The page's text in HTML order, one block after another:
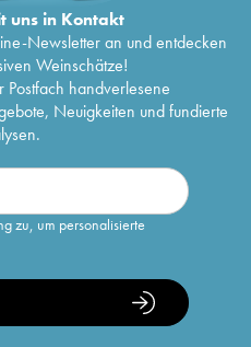
uns in Kontakt
Newsletter an und entdecken
Weinschätze!
Postfach handverlesene
Neuigkeiten und fundierte
zu, um personalisierte